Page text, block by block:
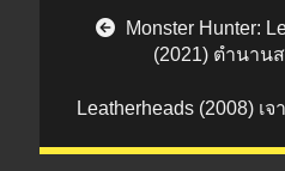
Post navigationMonster Hunter:
(2021) ตำนาน
Leatherheads (2008) เ